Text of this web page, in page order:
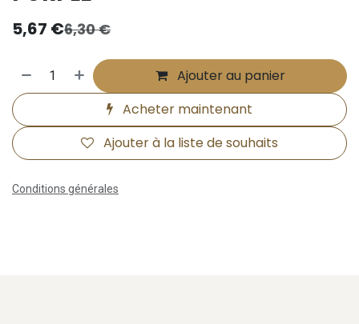
5,67 €6,30€
Ajouter au panier
Acheter maintenant
Ajouter à la liste de souhaits
Conditions générales